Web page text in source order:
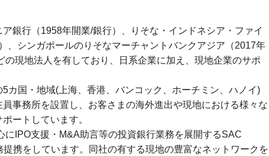
ア銀行（1958年開業/銀行）、りそな・インドネシア・ファイ
、シンガポールのりそなマーチャントバンクアジア（2017年
の現地法人を有しており、日系企業に加え、現地企業のサポ
5カ国・地域(上海、香港、バンコック、ホーチミン、ハノイ)
事務所を設置し、お客さまの海外進出や現地における様々な
ートしています。
にIPO支援・M&A助言等の投資銀行業務を展開するSAC
携をしています。同社の有する現地の豊富なネットワークを